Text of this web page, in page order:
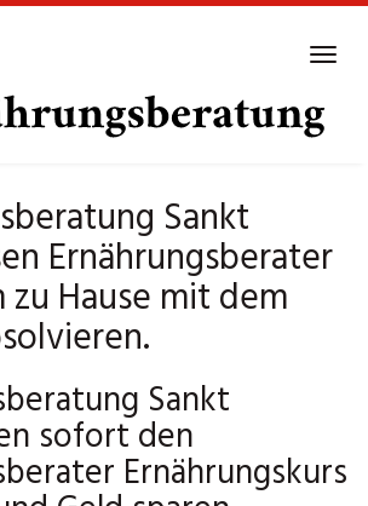
Sankt
Ernährungsberater
Hause mit dem
Sankt
sofort den
Ernährungskurs